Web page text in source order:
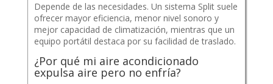
Depende de las necesidades. Un sistema Split suele
ofrecer mayor eficiencia, menor nivel sonoro y
mejor capacidad de climatización, mientras que un
equipo portátil destaca por su facilidad de traslado.
¿Por qué mi aire acondicionado
expulsa aire pero no enfría?